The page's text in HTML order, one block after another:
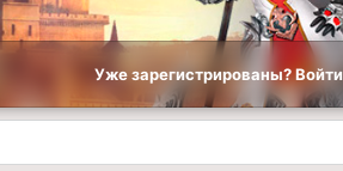
Уже зарегистрированы? Войти